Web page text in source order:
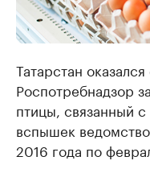
Татарстан
Роспотребнадзор
птицы, связанный
вспышек
2016 года по